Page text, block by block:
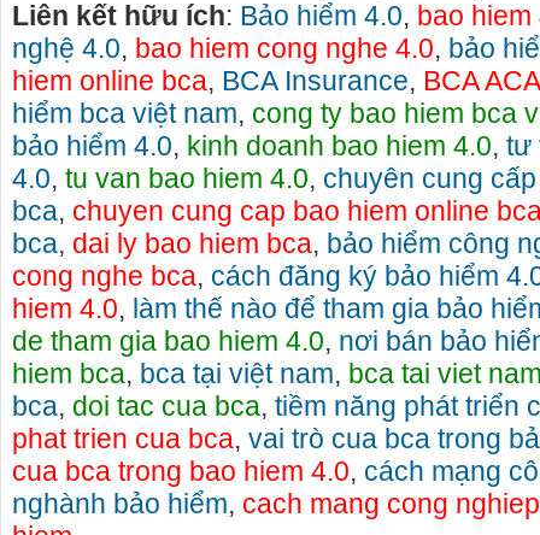
Liên kết hữu ích: Bảo hiểm 4.0, bao hiem
nghệ 4.0, bao hiem cong nghe 4.0, bảo
hiem online bca, BCA Insurance, BCA
hiểm bca việt nam, cong ty bao hiem bca
bảo hiểm 4.0, kinh doanh bao hiem 4.0, tư
4.0, tu van bao hiem 4.0, chuyên cung
bca, chuyen cung cap bao hiem online
bca, dai ly bao hiem bca, bảo hiểm công
cong nghe bca, cách đăng ký bảo hiểm
hiem 4.0, làm thế nào để tham gia bảo
de tham gia bao hiem 4.0, nơi bán bảo
hiem bca, bca tại việt nam, bca tai viet
bca, doi tac cua bca, tiềm năng phát triển
phat trien cua bca, vai trò cua bca trong
cua bca trong bao hiem 4.0, cách mạng
nghành bảo hiểm, cach mang cong
cho thue xe may
phú yên
0387560028 cho
thuê xe máy ở tại
Cho thuê nhà nguyên căn Phú Yên, chuyên cho
thuê nhà nguyên căn tại Phú Yên
Chúng tôi hiên đang cho thuê nhà nguyên căn
tại Tuy Hòa - Phú Yên.